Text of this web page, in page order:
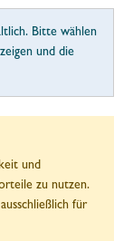
Bitte wählen
und die
und
zu nutzen.
für